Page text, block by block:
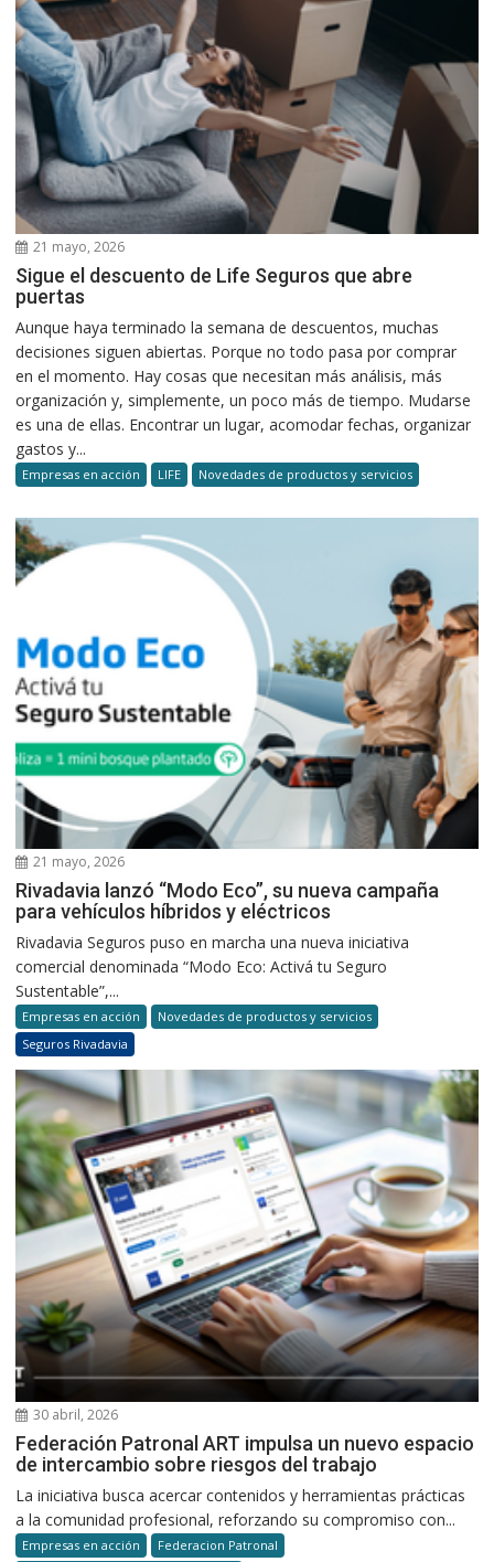
21 mayo, 2026
Sigue el descuento de Life Seguros que abre
puertas
Aunque haya terminado la semana de descuentos, muchas
decisiones siguen abiertas. Porque no todo pasa por comprar
en el momento. Hay cosas que necesitan más análisis, más
organización y, simplemente, un poco más de tiempo. Mudarse
es una de ellas. Encontrar un lugar, acomodar fechas, organizar
gastos y...
Empresas en acción LIFE Novedades de productos y servicios
21 mayo, 2026
Rivadavia lanzó “Modo Eco”, su nueva campaña
para vehículos híbridos y eléctricos
Rivadavia Seguros puso en marcha una nueva iniciativa
comercial denominada “Modo Eco: Activá tu Seguro
Sustentable”,...
Empresas en acción
Novedades de productos y servicios
Seguros Rivadavia
30 abril, 2026
Federación Patronal ART impulsa un nuevo espacio
de intercambio sobre riesgos del trabajo
La iniciativa busca acercar contenidos y herramientas prácticas
a la comunidad profesional, reforzando su compromiso con...
Empresas en acción
Federacion Patronal